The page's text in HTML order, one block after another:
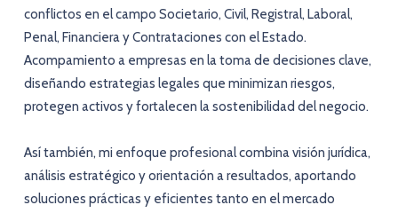
conflictos en el campo Societario, Civil, Registral, Laboral,
Penal, Financiera y Contrataciones con el Estado.
Acompamiento a empresas en la toma de decisiones clave,
diseñando estrategias legales que minimizan riesgos,
protegen activos y fortalecen la sostenibilidad del negocio.
Así también, mi enfoque profesional combina visión jurídica,
análisis estratégico y orientación a resultados, aportando
soluciones prácticas y eficientes tanto en el mercado